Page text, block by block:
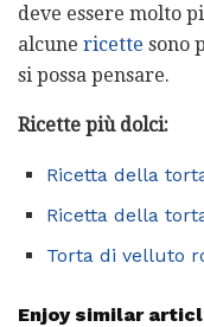
deve essere molto
alcune ricette sono
si possa pensare.
Ricette più dolci:
Ricetta della
Ricetta della
Torta di velluto
Enjoy similar